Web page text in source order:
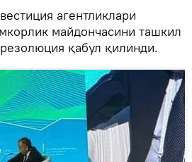
агентликлари
майдончасини ташкил
қабул қилинди.